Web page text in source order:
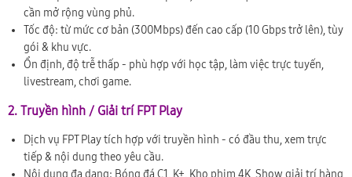
cần mở rộng vùng phủ.
Tốc độ: từ mức cơ bản (300Mbps) đến cao cấp (10 Gbps trở lên), tùy
gói & khu vực.
Ổn định, độ trễ thấp - phù hợp với học tập, làm việc trực tuyến,
livestream, chơi game.
2. Truyền hình / Giải trí FPT Play
Dịch vụ FPT Play tích hợp với truyền hình - có đầu thu, xem trực
tiếp & nội dung theo yêu cầu.
Nội dung đa dạng: Bóng đá C1, K+, Kho phim 4K, Show giải trí hàng